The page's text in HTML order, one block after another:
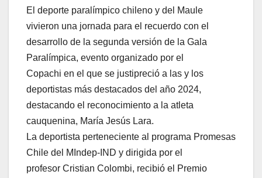
El deporte paralímpico chileno y del Maule
vivieron una jornada para el recuerdo con el
desarrollo de la segunda versión de la Gala
Paralímpica, evento organizado por el
Copachi en el que se justipreció a las y los
deportistas más destacados del año 2024,
destacando el reconocimiento a la atleta
cauquenina, María Jesús Lara.
La deportista perteneciente al programa Promesas
Chile del MIndep-IND y dirigida por el
profesor Cristian Colombi, recibió el Premio